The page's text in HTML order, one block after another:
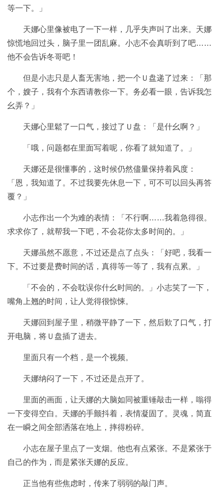
等一下。」
天娜心里像被电了一下一样，几乎失声叫了出来。天娜
惊慌地回过头，脑子里一团乱麻。小志不会真听到了吧……
他不会告诉冬哥吧！
但是小志只是人畜无害地，把一个Ｕ盘递了过来：「那
个，嫂子，我有个东西请教你一下。务必看一眼，告诉我怎
幺弄？」
天娜心里鬆了一口气，接过了Ｕ盘：「是什幺啊？」
「哦，问题都在里面写着呢，你看了就知道了。」
天娜还是很懂事的，这时候仍然儘量保持着风度：
「恩，我知道了。不过我要先休息一下，可不可以回头再答
覆？」
小志作出一个为难的表情：「不行啊……我着急得很。
求求你了，就帮我一下吧，不会花你太多时间的。」
天娜虽然不愿意，不过还是点了点头：「好吧，我看一
下。不过要是费时间的话，真得等一等了，我有点累。」
「不会的，不会耽误你什幺时间的。」小志笑了一下，
嘴角上翘的时间，让人觉得很惊悚。
天娜回到屋子里，稍微平静了一下，然后歎了口气，打
开电脑，将Ｕ盘插了进去。
里面只有一个档，是一个视频。
天娜纳闷了一下，不过还是点开了。
里面的画面，让天娜的大脑如同被重锤敲击一样，嗡得
一下变得空白。天娜的手颤抖着，表情凝固了。灵魂，简直
在一瞬之间全部洒落在地上，摔得粉碎。
小志在屋子里点了一支烟。他也有点紧张。不是紧张于
自己的作为，而是紧张天娜的反应。
正当他有些焦虑时，传来了弱弱的敲门声。